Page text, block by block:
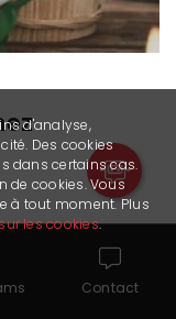
Contact
d'analyse,
Des cookies
dans certains cas.
de cookies. Vous
à tout moment. Plus
les cookies.